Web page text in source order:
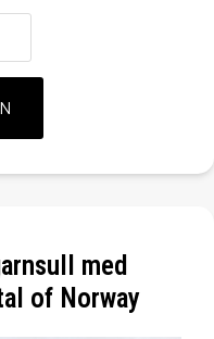
med
of Norway